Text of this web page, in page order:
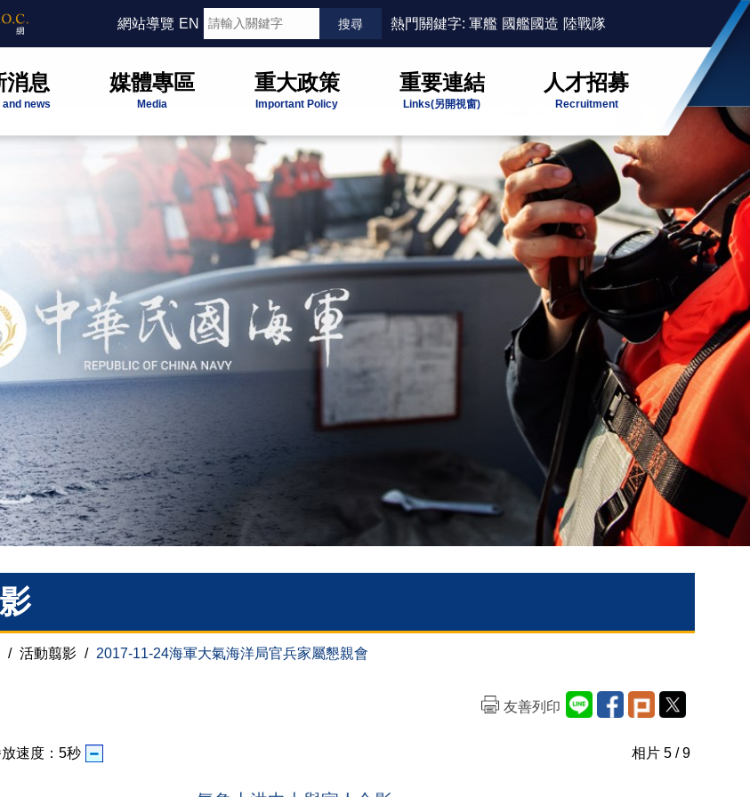
網站導覽 EN 熱門關鍵字: 軍艦 國艦國造 陸戰隊
消息
news
媒體專區
Media
重大政策
Important Policy
重要連結
Links(另開視窗)
人才招募
Recruitment
/ 活動翦影 / 2017-11-24海軍大氣海洋局官兵家屬懇親會
友善列印
速度： 5秒 相片 5 / 9